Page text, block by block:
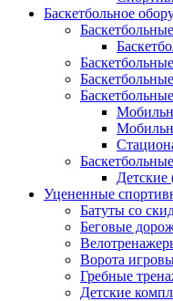
Баскетбольное
Детские
Уцененные
Батуты со
Беговые
Ворота
Гребные
Детские